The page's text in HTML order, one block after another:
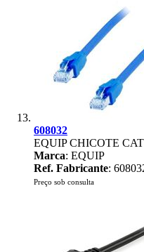
608032
EQUIP CHICOTE
Marca: EQUIP
Ref. Fabricante:
Preço sob consulta